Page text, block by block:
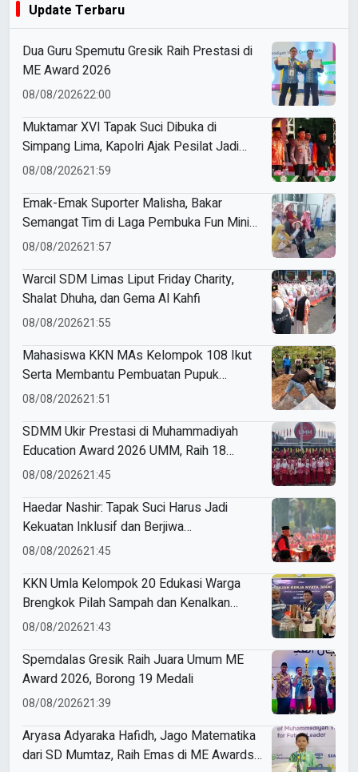
Update Terbaru
Dua Guru Spemutu Gresik Raih Prestasi di
ME Award 2026
08/08/202622:00
Muktamar XVI Tapak Suci Dibuka di
Simpang Lima, Kapolri Ajak Pesilat Jadi
Cooling System
08/08/202621:59
Emak-Emak Suporter Malisha, Bakar
Semangat Tim di Laga Pembuka Fun Mini
Soccer 4 Dasawarsa Al-Ishlah
08/08/202621:57
Warcil SDM Limas Liput Friday Charity,
Shalat Dhuha, dan Gema Al Kahfi
08/08/202621:55
Mahasiswa KKN MAs Kelompok 108 Ikut
Serta Membantu Pembuatan Pupuk
Organik sebagai Persiapan Program Kerja
08/08/202621:51
SDMM Ukir Prestasi di Muhammadiyah
Education Award 2026 UMM, Raih 18
Medali
08/08/202621:45
Haedar Nashir: Tapak Suci Harus Jadi
Kekuatan Inklusif dan Berjiwa
Kenegarawanan
08/08/202621:45
KKN Umla Kelompok 20 Edukasi Warga
Brengkok Pilah Sampah dan Kenalkan
Ecopilah
08/08/202621:43
Spemdalas Gresik Raih Juara Umum ME
Award 2026, Borong 19 Medali
08/08/202621:39
Aryasa Adyaraka Hafidh, Jago Matematika
dari SD Mumtaz, Raih Emas di ME Awards